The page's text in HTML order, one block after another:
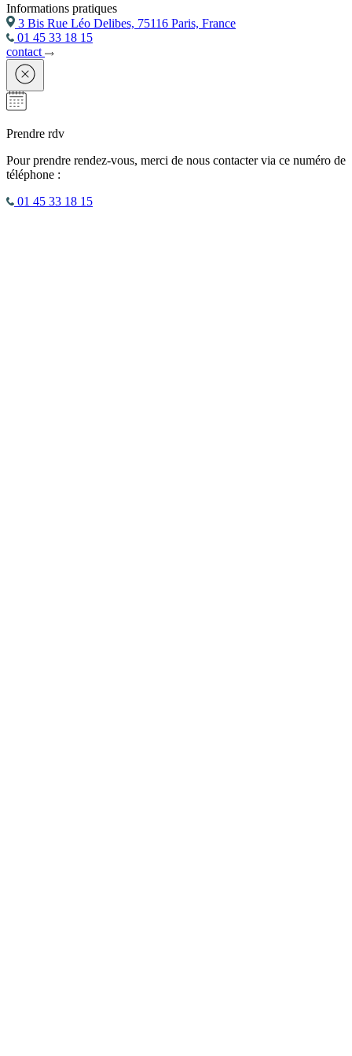
Informations pratiques
3 Bis Rue Léo Delibes, 75116 Paris, France
01 45 33 18 15
contact
Prendre rdv
Pour prendre rendez-vous, merci de nous contacter via ce numéro de
téléphone :
01 45 33 18 15